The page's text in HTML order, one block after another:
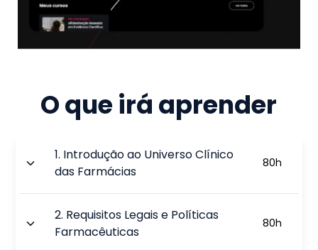
O que irá aprender
1. Introdução ao Universo Clínico
das Farmácias
80h
2. Requisitos Legais e Políticas
Farmacêuticas
80h